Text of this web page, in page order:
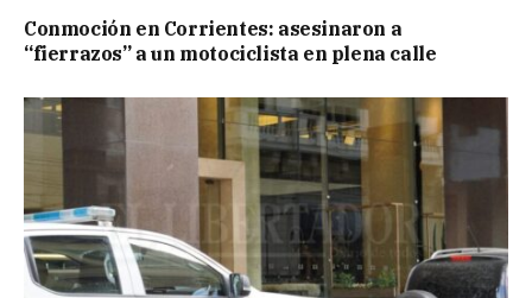
Conmoción en Corrientes: asesinaron a
“fierrazos” a un motociclista en plena calle